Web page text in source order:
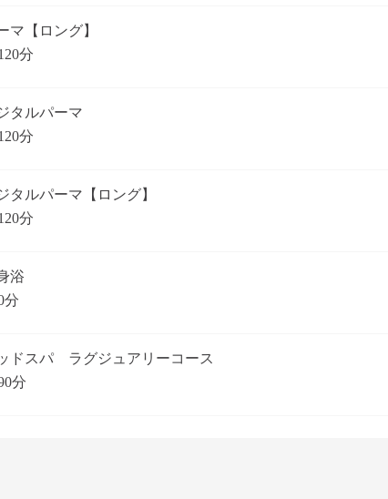
マ【ロング】
分
タルパーマ
分
タルパーマ【ロング】
分
浴
分
ドスパ ラグジュアリーコース
分